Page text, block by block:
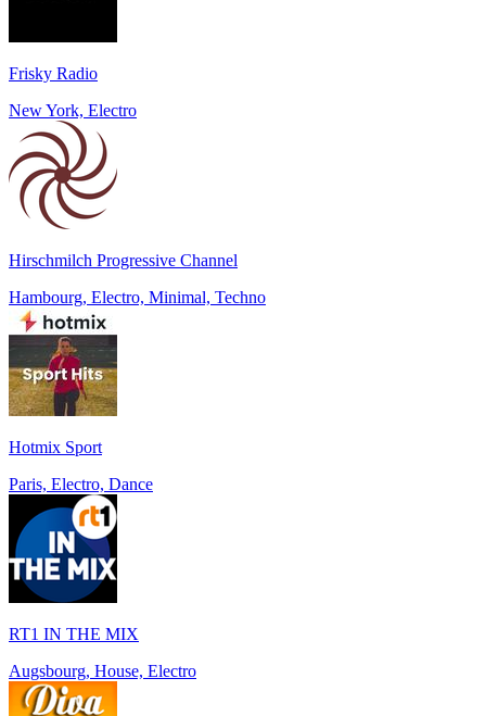
Frisky Radio
New York, Electro
Hirschmilch Progressive Channel
Hambourg, Electro, Minimal, Techno
Hotmix Sport
Paris, Electro, Dance
RT1 IN THE MIX
Augsbourg, House, Electro